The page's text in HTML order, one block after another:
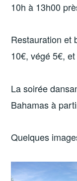
10h à 13h00
Restauration et
10€, végé 5€,
La soirée
Bahamas à
Quelques